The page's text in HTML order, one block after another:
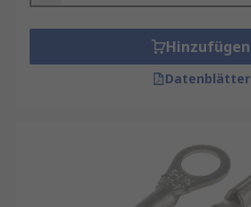
Hinzufügen
Datenblätter